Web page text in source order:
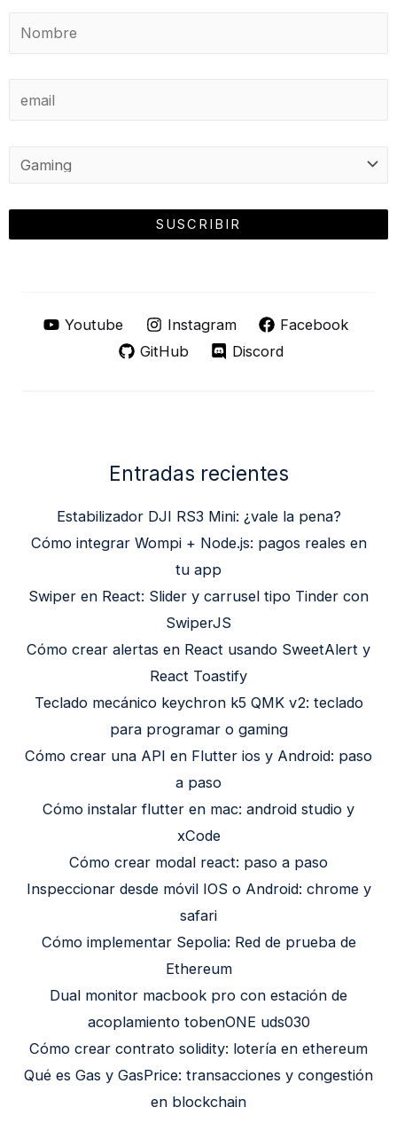
Youtube Instagram
Facebook
GitHub
Discord
Entradas recientes
Estabilizador DJI RS3 Mini: ¿vale la pena?
Cómo integrar Wompi + Node.js: pagos reales en
tu app
Swiper en React: Slider y carrusel tipo Tinder con
SwiperJS
Cómo crear alertas en React usando SweetAlert y
React Toastify
Teclado mecánico keychron k5 QMK v2: teclado
para programar o gaming
Cómo crear una API en Flutter ios y Android: paso
a paso
Cómo instalar flutter en mac: android studio y
xCode
Cómo crear modal react: paso a paso
Inspeccionar desde móvil IOS o Android: chrome y
safari
Cómo implementar Sepolia: Red de prueba de
Ethereum
Dual monitor macbook pro con estación de
acoplamiento tobenONE uds030
Cómo crear contrato solidity: lotería en ethereum
Qué es Gas y GasPrice: transacciones y congestión
en blockchain